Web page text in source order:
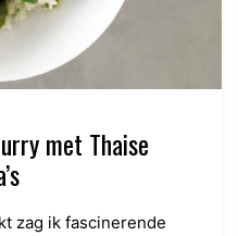
met Thaise
zag ik fascinerende